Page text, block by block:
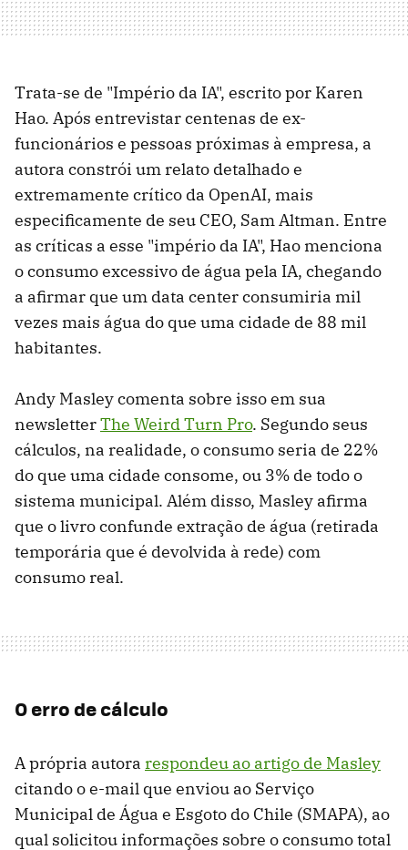
Trata-se de "Império da IA", escrito por Karen
Hao. Após entrevistar centenas de ex-
funcionários e pessoas próximas à empresa, a
autora constrói um relato detalhado e
extremamente crítico da OpenAI, mais
especificamente de seu CEO, Sam Altman. Entre
as críticas a esse "império da IA", Hao menciona
o consumo excessivo de água pela IA, chegando
a afirmar que um data center consumiria mil
vezes mais água do que uma cidade de 88 mil
habitantes.
Andy Masley comenta sobre isso em sua
newsletterThe Weird Turn Pro. Segundo seus
cálculos, na realidade, o consumo seria de 22%
do que uma cidade consome, ou 3% de todo o
sistema municipal. Além disso, Masley afirma
que o livro confunde extração de água (retirada
temporária que é devolvida à rede) com
consumo real.
O erro de cálculo
A própria autora respondeu ao artigo de Masley
citando o e-mail que enviou ao Serviço
Municipal de Água e Esgoto do Chile (SMAPA), ao
qual solicitou informações sobre o consumo total